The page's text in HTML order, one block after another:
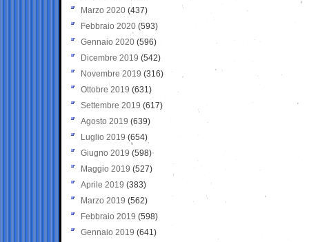
Marzo 2020 (437)
Febbraio 2020 (593)
Gennaio 2020 (596)
Dicembre 2019 (542)
Novembre 2019 (316)
Ottobre 2019 (631)
Settembre 2019 (617)
Agosto 2019 (639)
Luglio 2019 (654)
Giugno 2019 (598)
Maggio 2019 (527)
Aprile 2019 (383)
Marzo 2019 (562)
Febbraio 2019 (598)
Gennaio 2019 (641)